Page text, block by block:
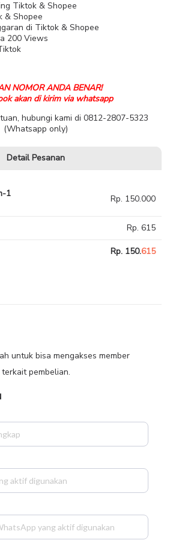
Tiktok & Shopee
& Shopee
di Tiktok & Shopee
200 Views
NOMOR ANDA BENAR!
akan di kirim via whatsapp
hubungi kami di 0812-2807-5323
(Whatsapp only)
Detail Pesanan
1
Rp. 150.000
Rp. 615
Rp. 150.615
untuk bisa mengakses member
pembelian.